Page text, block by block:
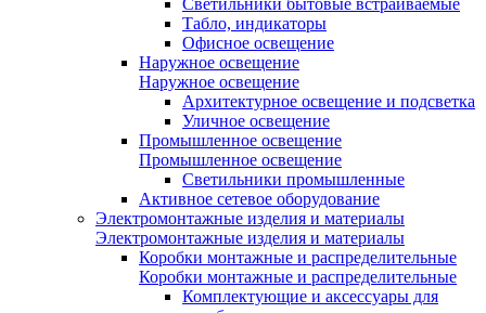
Светильники бытовые встраиваемые
Табло, индикаторы
Офисное освещение
Наружное освещение
Наружное освещение
Архитектурное освещение и подсветка
Уличное освещение
Промышленное освещение
Промышленное освещение
Светильники промышленные
Активное сетевое оборудование
Электромонтажные изделия и материалы
Электромонтажные изделия и материалы
Коробки монтажные и распределительные
Коробки монтажные и распределительные
Комплектующие и аксессуары для